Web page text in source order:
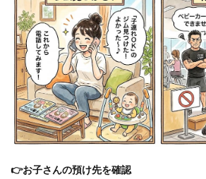
事制
限が
厳し
いで
す
か？
6.6
Q6.お
酒は
禁止
です
👉お子さんの預け先を確認